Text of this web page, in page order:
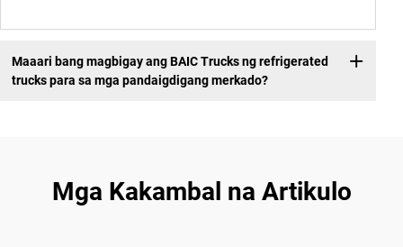
Maaari bang magbigay ang BAIC Trucks ng refrigerated
trucks para sa mga pandaigdigang merkado?
Mga Kakambal na Artikulo